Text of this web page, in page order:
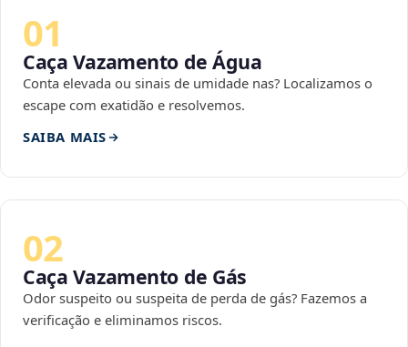
01
Caça Vazamento de Água
Conta elevada ou sinais de umidade nas? Localizamos o
escape com exatidão e resolvemos.
SAIBA MAIS
02
Caça Vazamento de Gás
Odor suspeito ou suspeita de perda de gás? Fazemos a
verificação e eliminamos riscos.